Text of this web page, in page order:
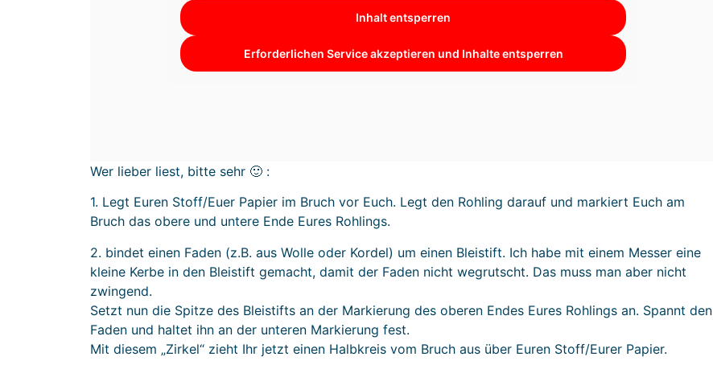
Inhalt entsperren
Erforderlichen Service akzeptieren und Inhalte entsperren
Wer lieber liest, bitte sehr 🙂 :
1. Legt Euren Stoff/Euer Papier im Bruch vor Euch. Legt den Rohling darauf und markiert Euch am
Bruch das obere und untere Ende Eures Rohlings.
2. bindet einen Faden (z.B. aus Wolle oder Kordel) um einen Bleistift. Ich habe mit einem Messer eine
kleine Kerbe in den Bleistift gemacht, damit der Faden nicht wegrutscht. Das muss man aber nicht
zwingend.
Setzt nun die Spitze des Bleistifts an der Markierung des oberen Endes Eures Rohlings an. Spannt den
Faden und haltet ihn an der unteren Markierung fest.
Mit diesem „Zirkel“ zieht Ihr jetzt einen Halbkreis vom Bruch aus über Euren Stoff/Eurer Papier.